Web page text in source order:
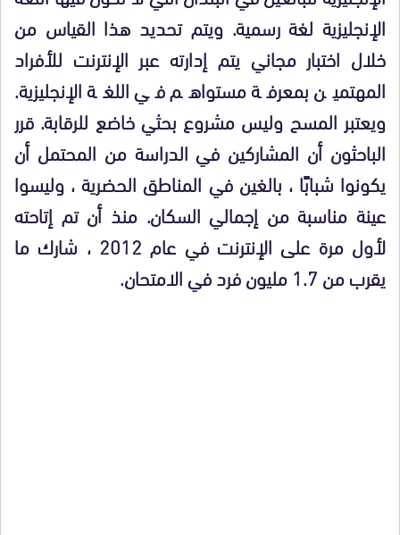
الإنجليزية لغة رسمية. ويتم تحديد هذا القياس من
خلال اختبار مجاني يتم إدارته عبر الإنترنت للأفراد
المهتمين بمعرفة مستواهم في اللغة الإنجليزية.
ويعتبر المسح وليس مشروع بحثي خاضع للرقابة. قرر
الباحثون أن المشاركين في الدراسة من المحتمل أن
يكونوا شبابًا ، بالغين في المناطق الحضرية ، وليسوا
عينة مناسبة من إجمالي السكان. منذ أن تم إتاحته
لأول مرة على الإنترنت في عام 2012 ، شارك ما
يقرب من 1.7 مليون فرد في الامتحان.